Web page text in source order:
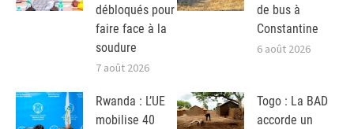
débloqués pour
faire face à la
soudure
7 août 2026
de bus à
Constantine
6 août 2026
Rwanda : L’UE
mobilise 40
Togo : La BAD
accorde un